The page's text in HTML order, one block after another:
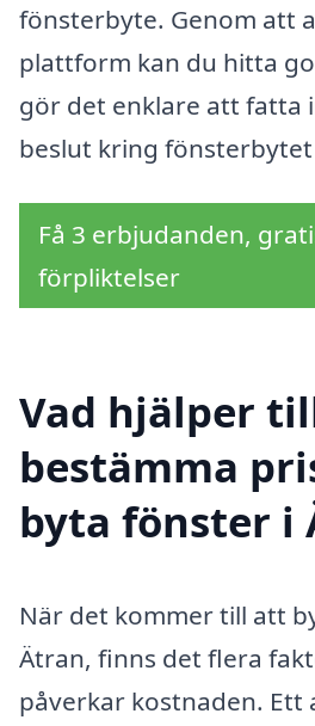
fönsterbyte. Genom att
plattform kan du hitta
gör det enklare att fatta
beslut kring
Få 3 erbjudanden,
förpliktelser
Vad hjälper
bestämma
byta fönster i
När det kommer till att
Ätran, finns det flera
påverkar kostnaden. Ett